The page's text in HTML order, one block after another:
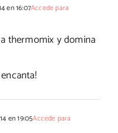
en 16:07Accede para
thermomix y domina
en 19:05Accede para